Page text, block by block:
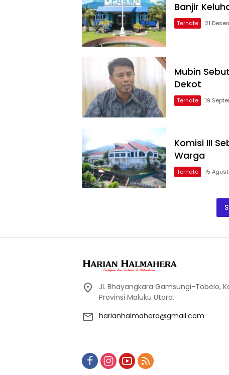
Banjir
Ternate 21
Mubin
Dekot
Ternate 19
Komisi III
Warga
Ternate 15
Jl. Bhayangkara Gamsungi-Tobelo,
Provinsi Maluku Utara.
harianhalmahera@gmail.com